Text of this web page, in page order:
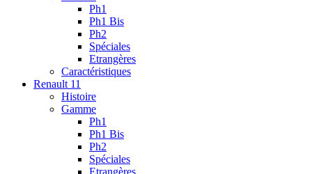
Ph1
Ph1 Bis
Ph2
Spéciales
Etrangères
Caractéristiques
Renault 11
Histoire
Gamme
Ph1
Ph1 Bis
Ph2
Spéciales
Etrangères